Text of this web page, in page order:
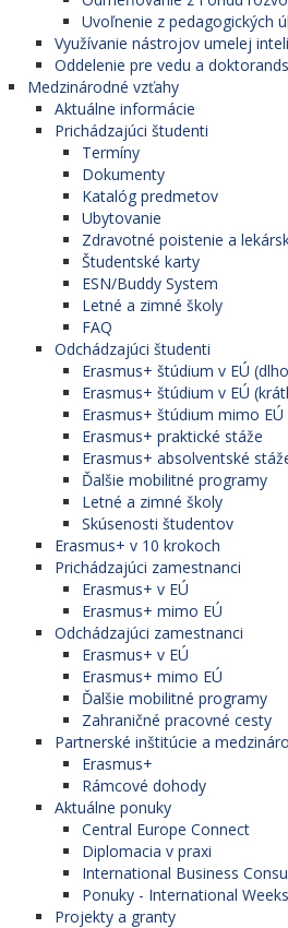
Uvoľnenie z pedagogických
Využívanie nástrojov umelej
Oddelenie pre vedu a
Medzinárodné vzťahy
Aktuálne informácie
Prichádzajúci študenti
Termíny
Dokumenty
Katalóg predmetov
Ubytovanie
Zdravotné poistenie a
Študentské karty
ESN/Buddy System
Letné a zimné školy
FAQ
Odchádzajúci študenti
Erasmus+ štúdium v EÚ
Erasmus+ štúdium v EÚ
Erasmus+ štúdium mimo EÚ
Erasmus+ praktické stáže
Erasmus+ absolventské
Ďalšie mobilitné programy
Letné a zimné školy
Skúsenosti študentov
Erasmus+ v 10 krokoch
Prichádzajúci zamestnanci
Erasmus+ v EÚ
Erasmus+ mimo EÚ
Odchádzajúci zamestnanci
Erasmus+ v EÚ
Erasmus+ mimo EÚ
Ďalšie mobilitné programy
Zahraničné pracovné cesty
Partnerské inštitúcie a
Erasmus+
Rámcové dohody
Aktuálne ponuky
Central Europe Connect
Diplomacia v praxi
International Business
Ponuky - International Weeks
Projekty a granty